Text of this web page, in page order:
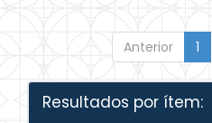
Anterior 1
Resultados por ítem: